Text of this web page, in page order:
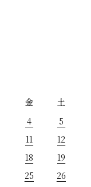
金
土
4
5
11
12
18
19
25
26